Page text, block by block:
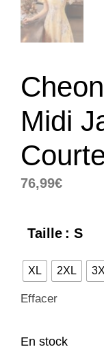
Midi
76,99€
Taille : S
XL 2XL
Effacer
En stock